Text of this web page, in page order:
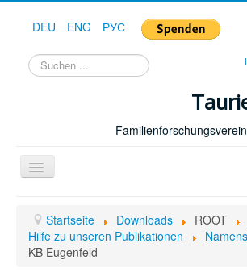
DEU ENG РУС
Suchen
...
Familienforschungsverein
Toggle
Navigation
Forum
Hilfe
Startseite Downloads
ROOT
Hilfe zu unseren Publikationen
KB Eugenfeld